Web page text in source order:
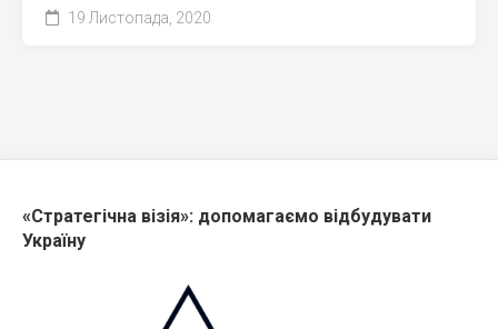
19 Листопада, 2020
«Стратегічна візія»: допомагаємо відбудувати
Україну